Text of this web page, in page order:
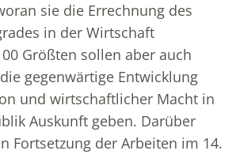
sie die Errechnung des
in der Wirtschaft
Größten sollen aber auch
gegenwärtige Entwicklung
und wirtschaftlicher Macht in
Auskunft geben. Darüber
Fortsetzung der Arbeiten im 14.